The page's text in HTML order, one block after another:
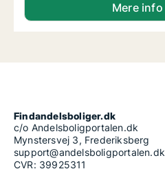
Mere info
Findandelsboliger.dk
c/o Andelsboligportalen.dk
Mynstersvej 3, Frederiksberg
support@andelsboligportalen.dk
CVR: 39925311